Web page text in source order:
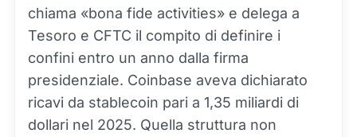
chiama «bona fide activities» e delega a
Tesoro e CFTC il compito di definire i
confini entro un anno dalla firma
presidenziale. Coinbase aveva dichiarato
ricavi da stablecoin pari a 1,35 miliardi di
dollari nel 2025. Quella struttura non